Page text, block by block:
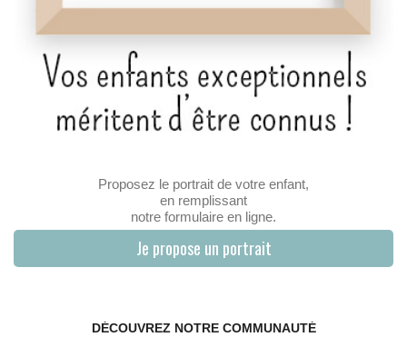
Proposez le portrait de votre enfant,
en remplissant
notre formulaire en ligne.
Je propose un portrait
DÉCOUVREZ NOTRE COMMUNAUTÉ